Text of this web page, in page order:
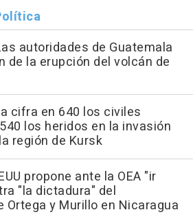
autoridades de Guatemala
de la erupción del volcán de
cifra en 640 los civiles
los heridos en la invasión
región de Kursk
propone ante la OEA "ir
"la dictadura" del
Ortega y Murillo en Nicaragua